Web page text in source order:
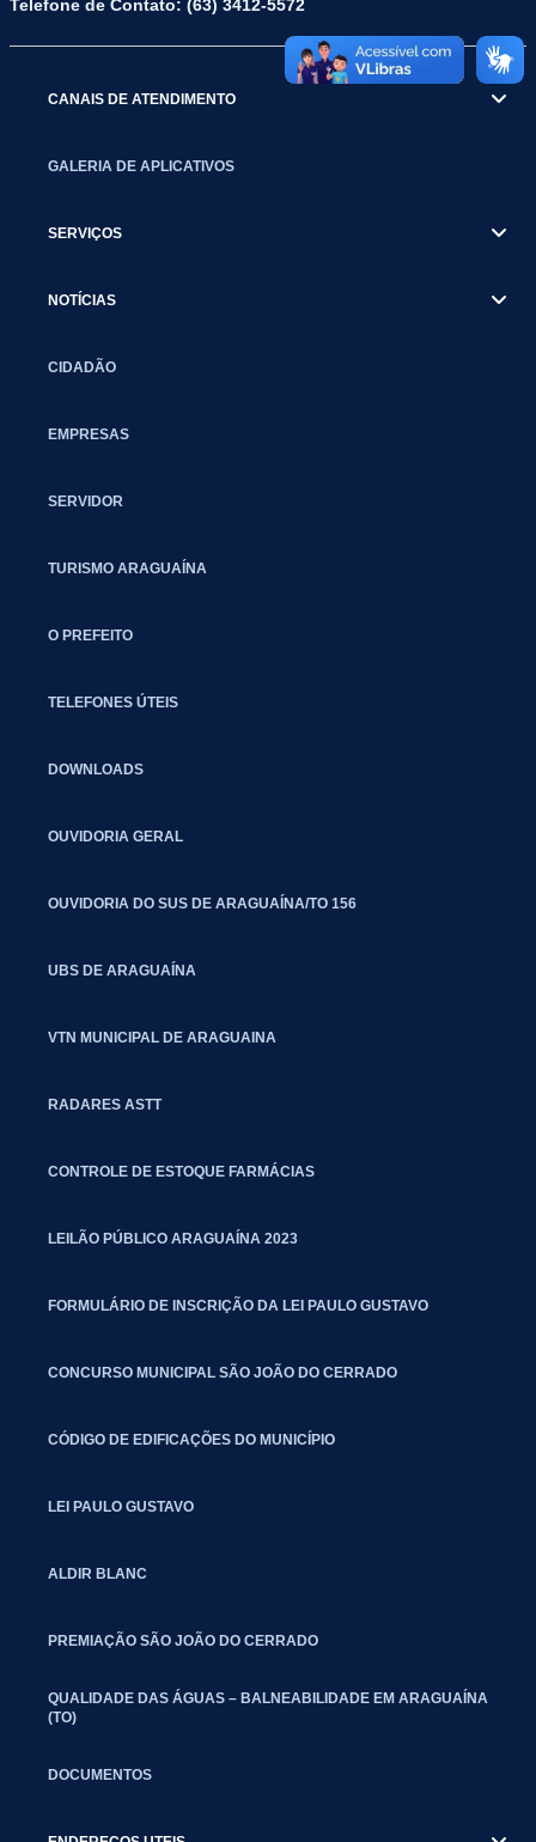
Telefone de Contato: (63) 3412-5572
CANAIS DE ATENDIMENTO
GALERIA DE APLICATIVOS
SERVIÇOS
NOTÍCIAS
CIDADÃO
EMPRESAS
SERVIDOR
TURISMO ARAGUAÍNA
O PREFEITO
TELEFONES ÚTEIS
DOWNLOADS
OUVIDORIA GERAL
OUVIDORIA DO SUS DE ARAGUAÍNA/TO 156
UBS DE ARAGUAÍNA
VTN MUNICIPAL DE ARAGUAINA
RADARES ASTT
CONTROLE DE ESTOQUE FARMÁCIAS
LEILÃO PÚBLICO ARAGUAÍNA 2023
FORMULÁRIO DE INSCRIÇÃO DA LEI PAULO GUSTAVO
CONCURSO MUNICIPAL SÃO JOÃO DO CERRADO
CÓDIGO DE EDIFICAÇÕES DO MUNICÍPIO
LEI PAULO GUSTAVO
ALDIR BLANC
PREMIAÇÃO SÃO JOÃO DO CERRADO
QUALIDADE DAS ÁGUAS – BALNEABILIDADE EM ARAGUAÍNA
(TO)
DOCUMENTOS